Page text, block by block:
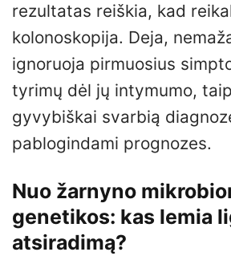
rezultatas reiškia, kad
kolonoskopija. Deja,
ignoruoja pirmuosius
tyrimų dėl jų intymumo,
gyvybiškai svarbią
pablogindami prognozes.
Nuo žarnyno
genetikos: kas lemia
atsiradimą?